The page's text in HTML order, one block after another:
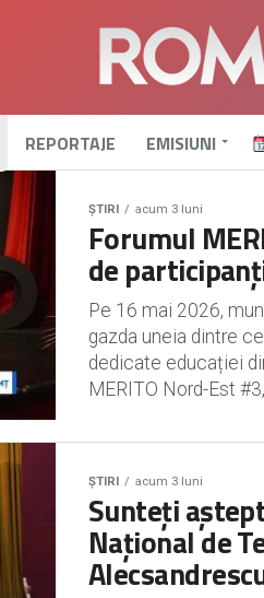
REPORTAJE EMISIUNI
ȘTIRI acum 3 luni
Forumul
de
Pe 16 mai 2026,
gazda uneia dintre
dedicate educației
MERITO Nord-Est
ȘTIRI acum 3 luni
Sunteți
Național de